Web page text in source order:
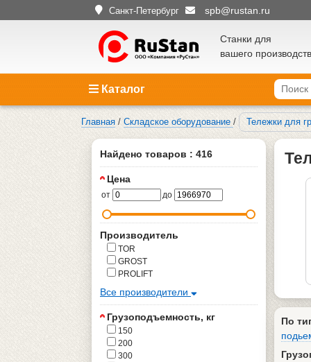
Санкт-Петербург spb@rustan.ru
Станки для
вашего
Каталог
Главная / Складское оборудование / Тележки для
Найдено товаров : 416
Цена
от до
Производитель
TOR
GROST
PROLIFT
Все производители
Грузоподъемность, кг
150
200
300
По